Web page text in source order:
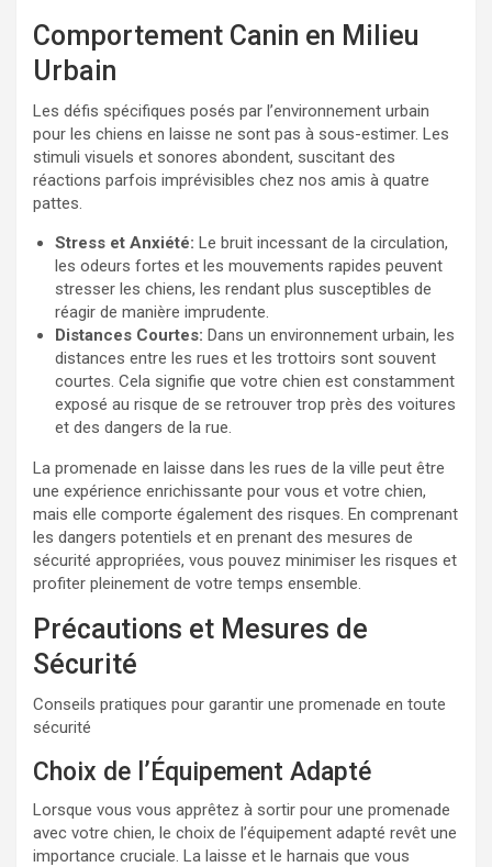
Comportement Canin en Milieu
Urbain
Les défis spécifiques posés par l’environnement urbain
pour les chiens en laisse ne sont pas à sous-estimer. Les
stimuli visuels et sonores abondent, suscitant des
réactions parfois imprévisibles chez nos amis à quatre
pattes.
Stress et Anxiété: Le bruit incessant de la circulation,
les odeurs fortes et les mouvements rapides peuvent
stresser les chiens, les rendant plus susceptibles de
réagir de manière imprudente.
Distances Courtes: Dans un environnement urbain, les
distances entre les rues et les trottoirs sont souvent
courtes. Cela signifie que votre chien est constamment
exposé au risque de se retrouver trop près des voitures
et des dangers de la rue.
La promenade en laisse dans les rues de la ville peut être
une expérience enrichissante pour vous et votre chien,
mais elle comporte également des risques. En comprenant
les dangers potentiels et en prenant des mesures de
sécurité appropriées, vous pouvez minimiser les risques et
profiter pleinement de votre temps ensemble.
Précautions et Mesures de
Sécurité
Conseils pratiques pour garantir une promenade en toute
sécurité
Choix de l’Équipement Adapté
Lorsque vous vous apprêtez à sortir pour une promenade
avec votre chien, le choix de l’équipement adapté revêt une
importance cruciale. La laisse et le harnais que vous